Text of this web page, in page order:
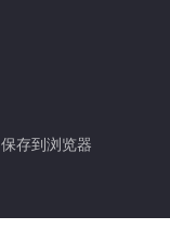
保存到浏览器